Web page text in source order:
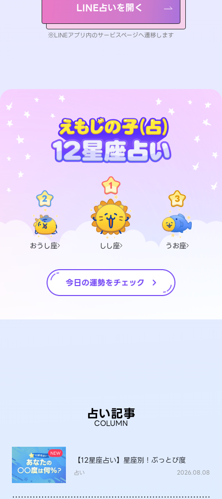
LINE占いを開く
※LINEアプリ内のサービスページへ遷移します
おうし座 しし座 うお座
占い記事
COLUMN
【12星座占い】星座別！ぶっとび度
占い 2026.08.08